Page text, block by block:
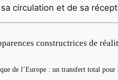
circulation et de sa
constructrices de
de l’Europe : un transfert total pour